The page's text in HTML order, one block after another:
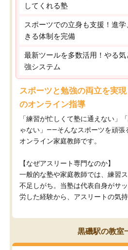
してくれる塾
スポーツでの立身も支援！進
きる体制を完備
最新ツールを多数活用！やる
強システム
スポーツと勉強の両立を実
のオンライン指導
「練習が忙しくて塾に通えない」
ゃない」——そんなスポーツを頑張
オンライン家庭教師です。
【なぜアスリート専門なのか】
一般的な塾や家庭教師では、練習
不足しがち。当塾は代表自身がサ
労した経験から、アスリートの気持...
黒磯駅の教室